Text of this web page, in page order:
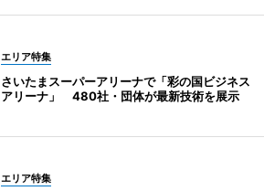
エリア特集
さいたまスーパーアリーナで「彩の国ビジネス
アリーナ」 480社・団体が最新技術を展示
エリア特集